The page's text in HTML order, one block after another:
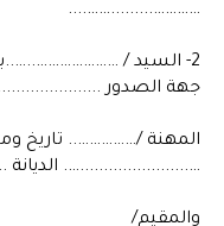
………….........……....
2- السيد /
جهة الصدور
المهنة /…………….. تاريخ
….......................…. الديانة
والمقيم/